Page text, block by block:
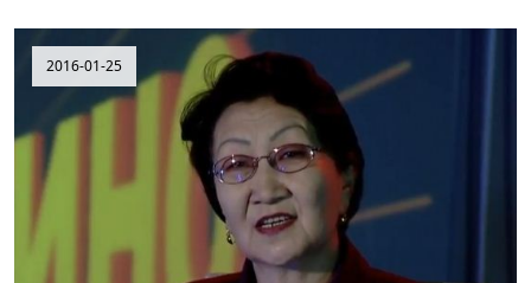
2016-01-25